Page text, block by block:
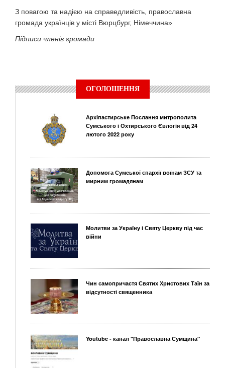
З повагою та надією на справедливість, православна
громада українців у місті Вюрцбург, Німеччина»
Підписи членів громади
ОГОЛОШЕННЯ
Архіпастирське Послання митрополита
Сумського і Охтирського Євлогія від 24
лютого 2022 року
Допомога Сумської єпархії воїнам ЗСУ та
мирним громадянам
Молитви за Україну і Святу Церкву під час
війни
Чин самопричастя Святих Христових Таїн за
відсутності священника
Youtube - канал "Православна Сумщина"